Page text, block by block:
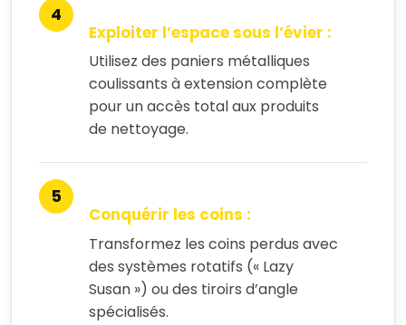
Exploiter l’espace sous l’évier :
Utilisez des paniers métalliques
coulissants à extension complète
pour un accès total aux produits
de nettoyage.
Conquérir les coins :
Transformez les coins perdus avec
des systèmes rotatifs (« Lazy
Susan ») ou des tiroirs d’angle
spécialisés.